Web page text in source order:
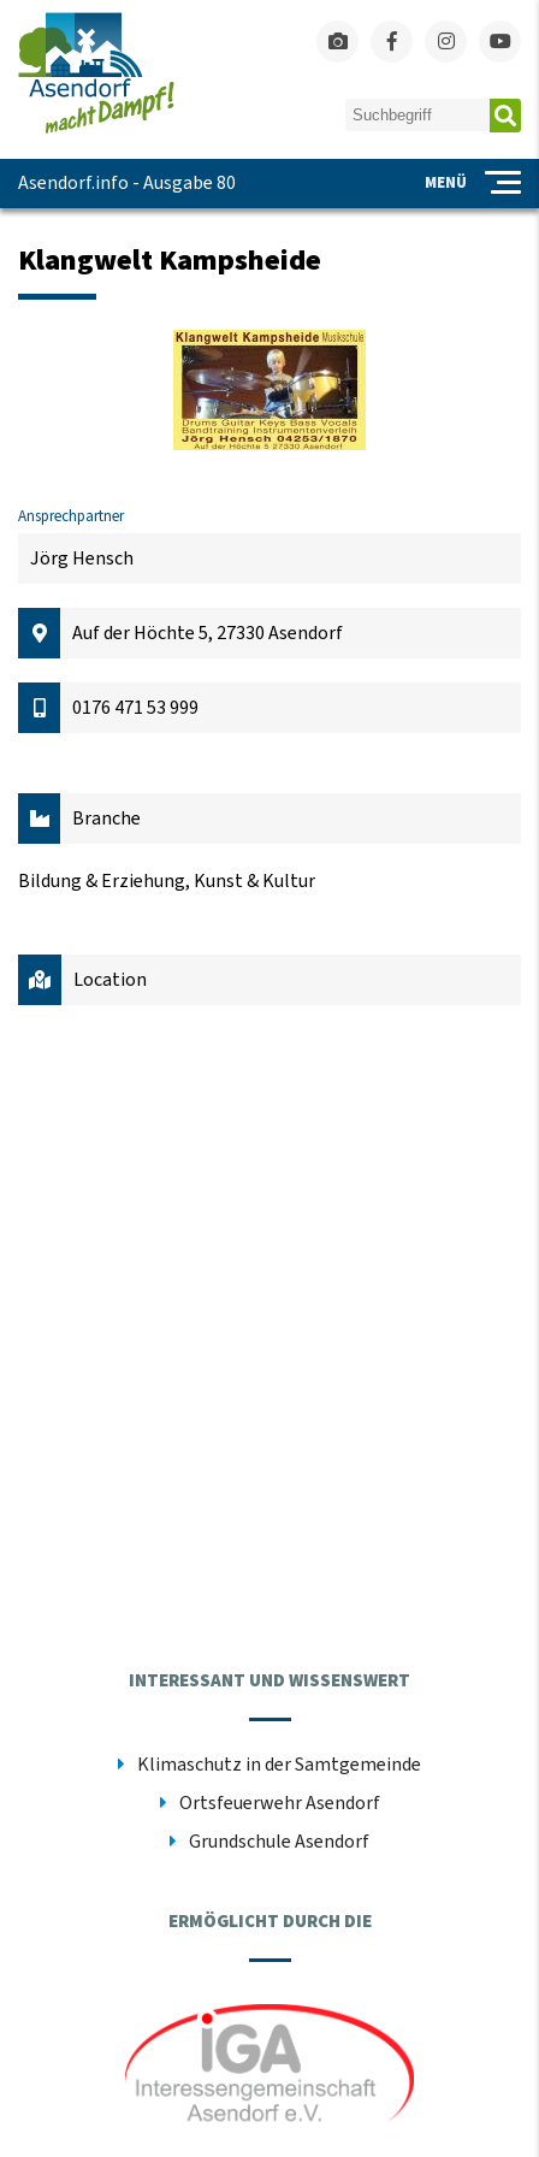
Asendorf.info - Ausgabe 80 MENÜ
Klangwelt Kampsheide
Ansprechpartner
Jörg Hensch
Auf der Höchte 5, 27330 Asendorf
0176 471 53 999
Branche
Bildung & Erziehung, Kunst & Kultur
Location
INTERESSANT UND WISSENSWERT
Klimaschutz in der Samtgemeinde
Ortsfeuerwehr Asendorf
Grundschule Asendorf
ERMÖGLICHT DURCH DIE